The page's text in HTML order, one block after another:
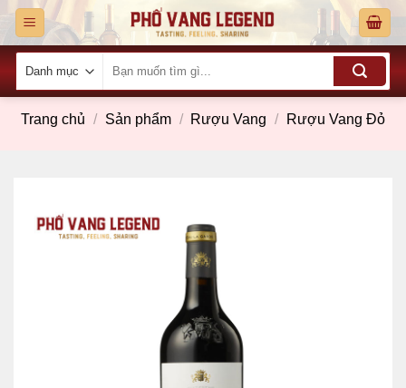
Skip
content
kiếm:
Trang chủ / Sản phẩm / Rượu Vang / Rượu Vang Đỏ